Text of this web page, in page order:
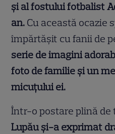
și al fostului fotbalist
an. Cu această ocazie
împărtășit cu fanii de
serie de imagini
foto de familie și un
micuțului ei.
Într-o postare plină
Lupău și-a exprimat